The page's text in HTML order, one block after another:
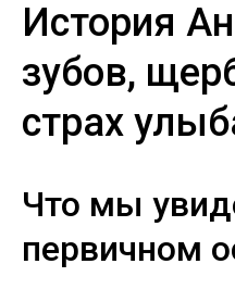
История
зубов,
страх
Что мы
первичном